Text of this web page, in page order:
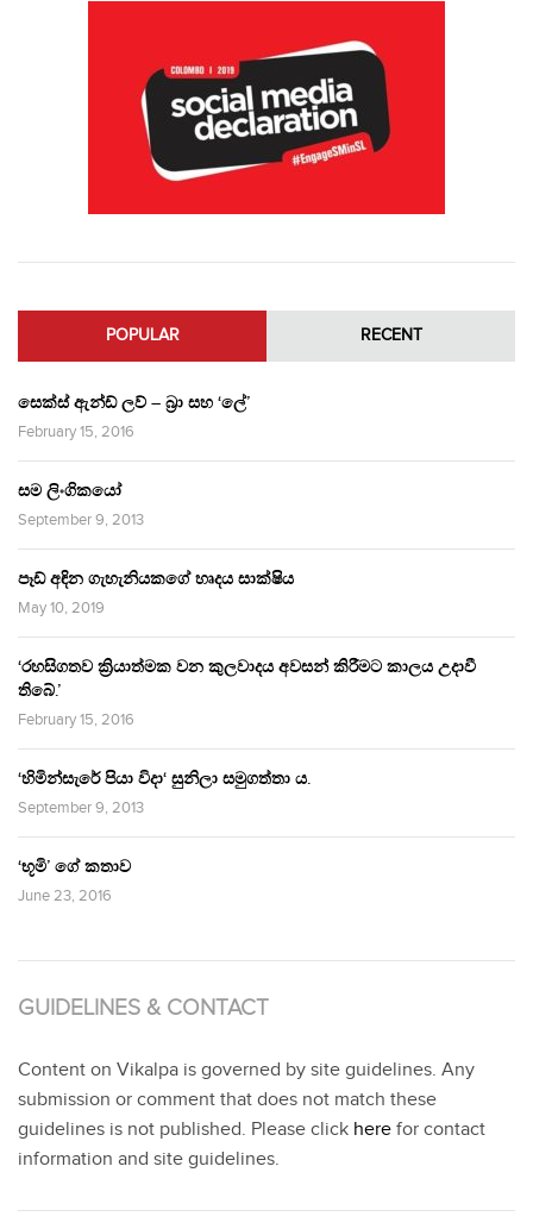
POPULAR RECENT
සෙක්ස් ඇන්ඩ් ලව් – බ්‍රා සහ ‘ලේ’
February 15, 2016
සම ලිංගිකයෝ
September 9, 2013
පෑඩ් අඳින ගැහැනියකගේ හෘදය සාක්ෂිය
May 10, 2019
‘රහසිගතව ක්‍රියාත්මක වන කුලවාදය අවසන් කිරීමට කාලය උදාවී
තිබේ.’
February 15, 2016
‘හිමින්සැරේ පියා විදා‘ සුනිලා සමුගත්තා ය.
September 9, 2013
‘භූමි’ ගේ කතාව
June 23, 2016
GUIDELINES & CONTACT
Content on Vikalpa is governed by site guidelines. Any
submission or comment that does not match these
guidelines is not published. Please click here for contact
information and site guidelines.